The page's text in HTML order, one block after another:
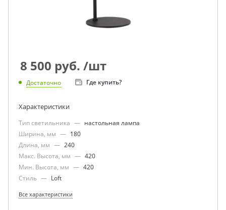
8 500 руб. /шт
Достаточно Где купить?
Характеристики
Тип светильника — настольная лампа
Ширина, мм — 180
Длина, мм — 240
Макс. Высота, мм — 420
Мин. Высота, мм — 420
Стиль — Loft
Все характеристики